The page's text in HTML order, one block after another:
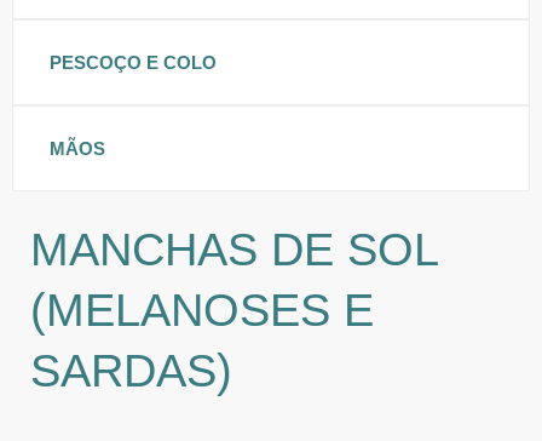
PESCOÇO E COLO
MÃOS
MANCHAS DE SOL
(MELANOSES E
SARDAS)